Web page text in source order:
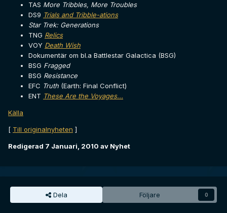
TAS More Tribbles, More Troubles
DS9 Trials and Tribble-ations
Star Trek: Generations
TNG Relics
VOY Death Wish
Dokumentär om bl.a Battlestar Galactica (BSG)
BSG Fragged
BSG Resistance
EFC Truth (Earth: Final Conflict)
ENT These Are the Voyages...
Källa
[ Till originalnyheten ]
Redigerad 7 Januari, 2010 av Nyhet
Dela Följare 0